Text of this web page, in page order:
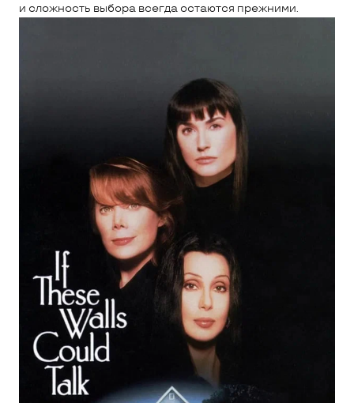
и сложность выбора всегда остаются прежними.